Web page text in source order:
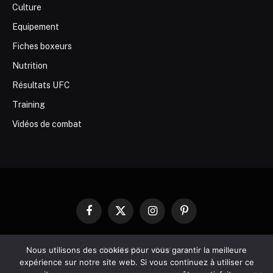
Culture
Equipement
Fiches boxeurs
Nutrition
Résultats UFC
Training
Vidéos de combat
Facebook
X
InstagramPinterest
CONTACT CGV
Nous utilisons des cookies pour vous garantir la meilleure
expérience sur notre site web. Si vous continuez à utiliser ce